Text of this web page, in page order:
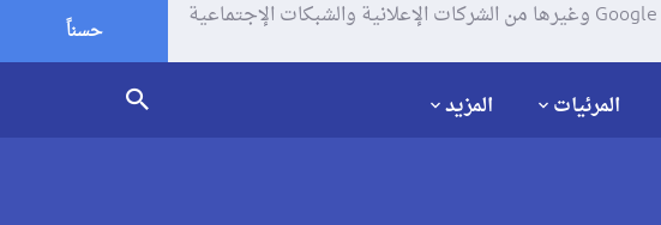
يستخدم موقعنا ملفات تعريف الإرتباط (الكوكيز) لتحليل زياراتك وإستخدامك للموقع و تتم مشاركة بعض المعلومات مع Google وغيرها من الشركات الإعلانية والشبكات الإجتماعية
حسناً
المرئيات المزيد